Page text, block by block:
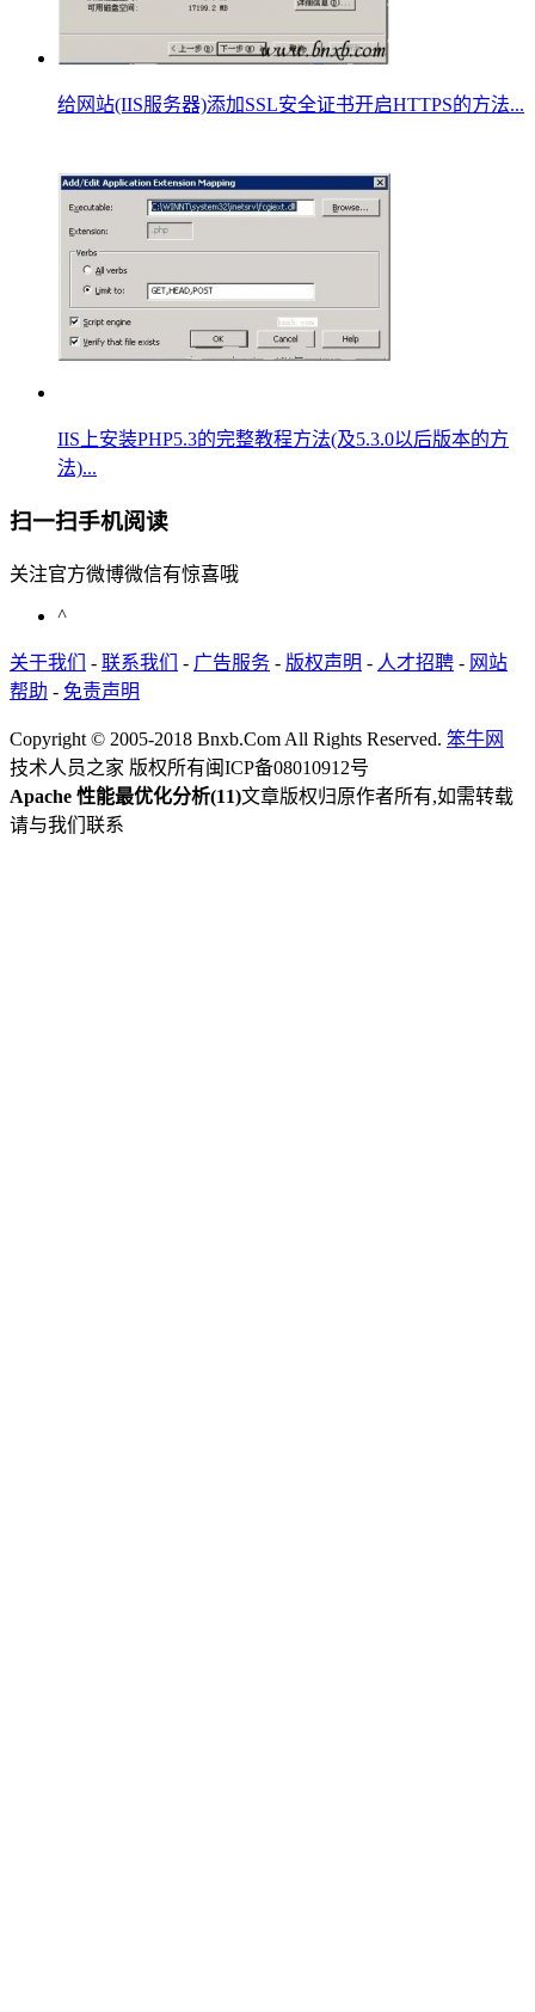
给网站(IIS服务器)添加SSL安全证书开启HTTPS的方法...
IIS上安装PHP5.3的完整教程方法(及5.3.0以后版本的方
法)...
扫一扫手机阅读
关注官方微博微信有惊喜哦
^
关于我们 - 联系我们 - 广告服务 - 版权声明 - 人才招聘 - 网站
帮助 - 免责声明
Copyright © 2005-2018 Bnxb.Com All Rights Reserved. 笨牛网
技术人员之家 版权所有闽ICP备08010912号
Apache 性能最优化分析(11)文章版权归原作者所有,如需转载
请与我们联系